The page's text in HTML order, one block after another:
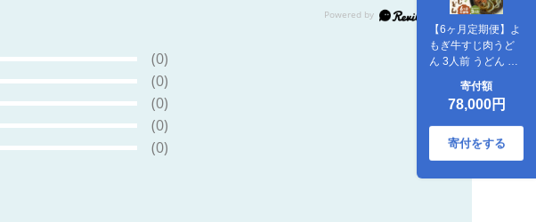
【6ヶ月定期便】よ
もぎ牛すじ肉うど
ん 3人前 うどん よ
ん 牛すじ肉 定期便
寄付額
78,000円
寄付をする
(0)
(0)
(0)
(0)
(0)